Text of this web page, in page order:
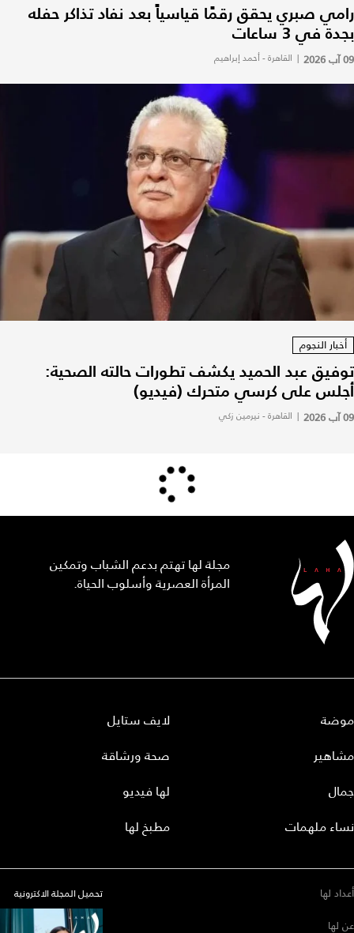
رامي صبري يحقق رقمًا قياسياً بعد نفاد تذاكر حفله
بجدة في 3 ساعات
09 آب 2026 | القاهرة - أحمد إبراهيم
أخبار النجوم
توفيق عبد الحميد يكشف تطورات حالته الصحية:
أجلس على كرسي متحرك (فيديو)
09 آب 2026 | القاهرة - نيرمين زكي
مجلة لها تهتم بدعم الشباب وتمكين
المرأة العصرية وأسلوب الحياة.
موضة
مشاهير
جمال
نساء ملهمات
لايف ستايل
صحة ورشاقة
لها فيديو
مطبخ لها
أعداد لها
عن لها
تحميل المجلة الاكترونية